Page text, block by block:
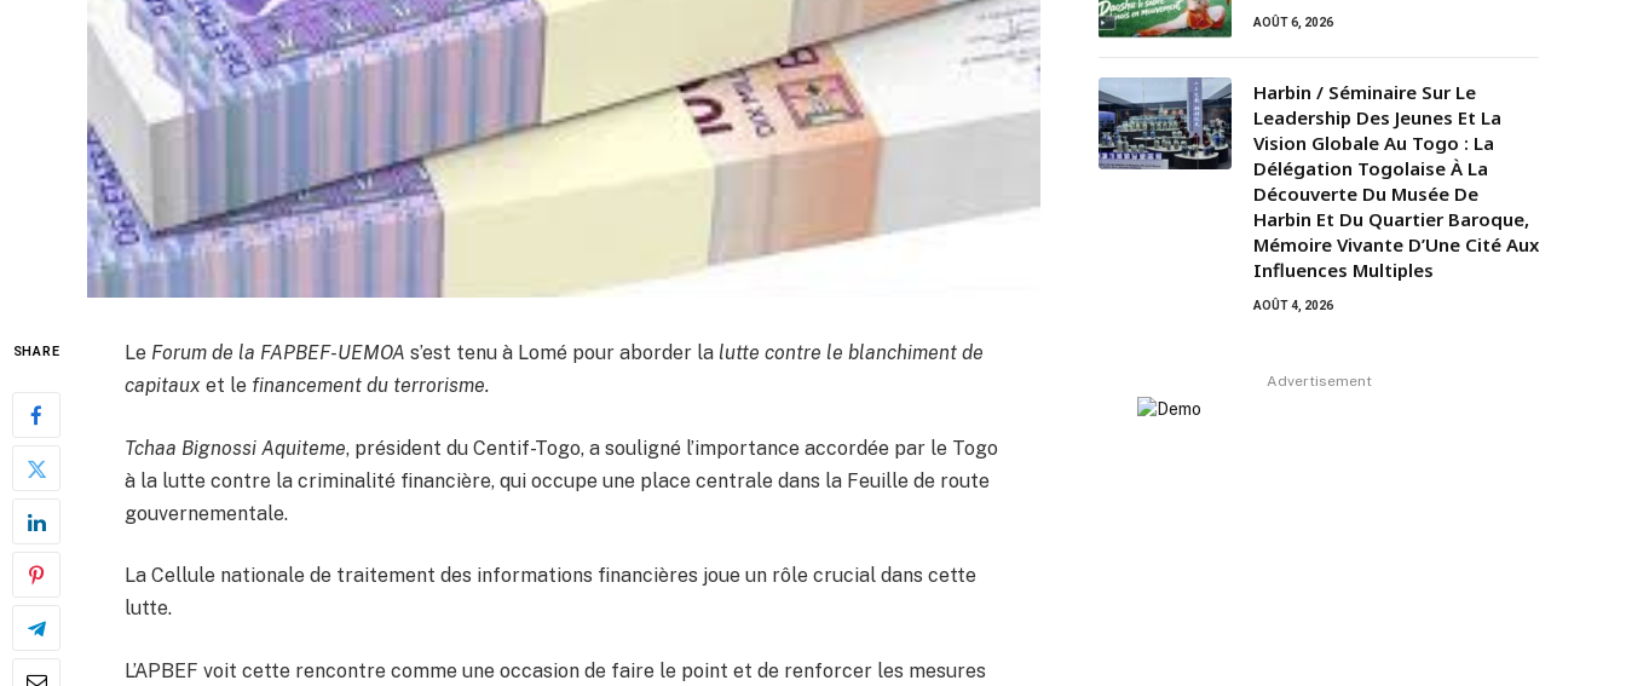
SHARE Le Forum de la FAPBEF-UEMOA s’est tenu à Lomé pour aborder la lutte contre le blanchiment de
capitaux et le financement du terrorisme.
Tchaa Bignossi Aquiteme, président du Centif-Togo, a souligné l’importance accordée par le Togo
à la lutte contre la criminalité financière, qui occupe une place centrale dans la Feuille de route
gouvernementale.
La Cellule nationale de traitement des informations financières joue un rôle crucial dans cette
lutte.
L’APBEF voit cette rencontre comme une occasion de faire le point et de renforcer les mesures
AOÛT 6, 2026
Harbin / Séminaire Sur Le
Leadership Des Jeunes Et La
Vision Globale Au Togo : La
Délégation Togolaise À La
Découverte Du Musée De
Harbin Et Du Quartier Baroque,
Mémoire Vivante D’Une Cité Aux
Influences Multiples
AOÛT 4, 2026
Advertisement